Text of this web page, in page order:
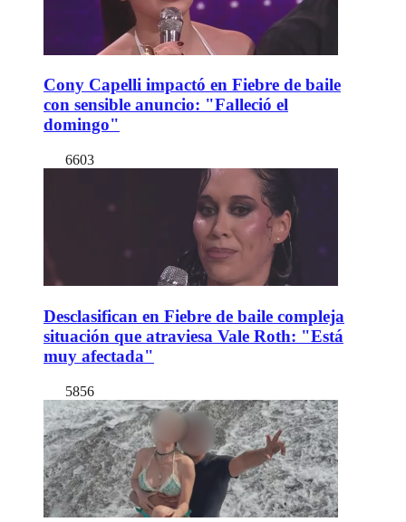
Cony Capelli impactó en Fiebre de baile
con sensible anuncio: "Falleció el
domingo"
6603
Desclasifican en Fiebre de baile compleja
situación que atraviesa Vale Roth: "Está
muy afectada"
5856